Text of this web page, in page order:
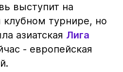
выступит на
клубном турнире, но
азиатская Лига
- европейская